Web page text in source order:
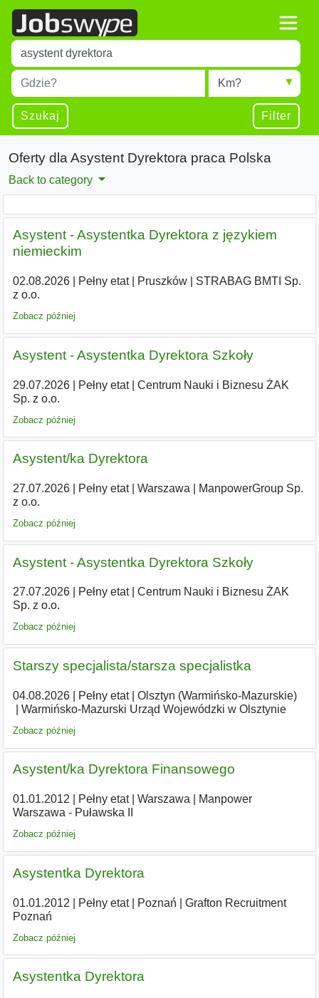
Title
Type 1 or more characters for results.
Miejscowość
Type 1 or more characters for results.
Radius
Szukaj Filter
Oferty dla Asystent Dyrektora praca Polska
Back to category
Asystent - Asystentka Dyrektora z językiem
niemieckim
02.08.2026| Pełny etat| Pruszków|
STRABAG BMTI Sp.
z o.o.
Zobacz później
Asystent - Asystentka Dyrektora Szkoły
29.07.2026| Pełny etat|
Centrum Nauki i Biznesu ŻAK
Sp. z o.o.
Zobacz później
Asystent/ka Dyrektora
27.07.2026| Pełny etat| Warszawa
ManpowerGroup Sp.
z o.o.
Zobacz później
Asystent - Asystentka Dyrektora Szkoły
27.07.2026| Pełny etat|
Centrum Nauki i Biznesu ŻAK
Sp. z o.o.
Zobacz później
Starszy specjalista/starsza specjalistka
04.08.2026| Pełny etat| Olsztyn (Warmińsko-Mazurskie)|
Warmińsko-Mazurski Urząd Wojewódzki w Olsztynie
Zobacz później
Asystent/ka Dyrektora Finansowego
01.01.2012 Pełny etat| Warszawa
Manpower
Warszawa - Puławska II
Zobacz później
Asystentka Dyrektora
01.01.2012 Pełny etat| Poznań
Grafton Recruitment
Poznań
Zobacz później
Asystentka Dyrektora